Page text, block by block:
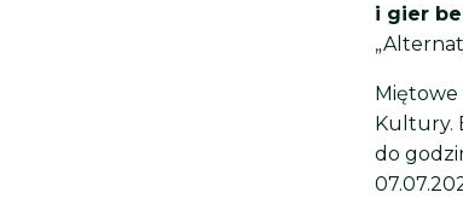
i gier
Miętowe
Kultury.
do